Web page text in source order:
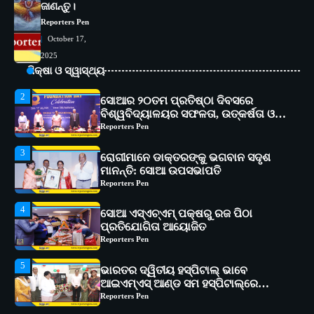
ଜାଣନ୍ତୁ।
Reporters Pen
October 17,
2025
ଶିକ୍ଷା ଓ ସ୍ୱାସ୍ଥ୍ୟ
2
ଅଗ୍ରଗତିର ସ୍ମୃତିଚାରଣ
Reporters Pen
3
ରୋଗୀମାନେ ଡାକ୍ତରଙ୍କୁ ଭଗବାନ ସଦୃଶ
ମାନନ୍ତି: ସୋଆ ଉପସଭାପତି
Reporters Pen
4
ସୋଆ ଏସ୍‌ଏଚ୍‌ଏମ୍ ପକ୍ଷରୁ ରଜ ପିଠା
ପ୍ରତିଯୋଗିତା ଆୟୋଜିତ
Reporters Pen
5
ଭାରତର ଦ୍ୱିତୀୟ ହସ୍ପିଟାଲ୍ ଭାବେ
ଆଇଏମ୍‌ଏସ୍ ଆଣ୍ଡ ସମ ହସ୍ପିଟାଲ୍‌ରେ
ଅତ୍ୟାଧୁନିକ ଡିଜିସ୍କାନର ସ୍ଥାପନ
Reporters Pen
1
ସୋଆ ପକ୍ଷରୁ ରାୱେ କାର୍ଯ୍ୟକ୍ରମ ଅଧୀନରେ
୧୧ଟି ଗ୍ରାମରେ ୧୬ଟି କୃଷକ ପ୍ରଶିକ୍ଷଣ
କାର୍ଯ୍ୟକ୍ରମ ଆୟୋଜିତ
Reporters Pen